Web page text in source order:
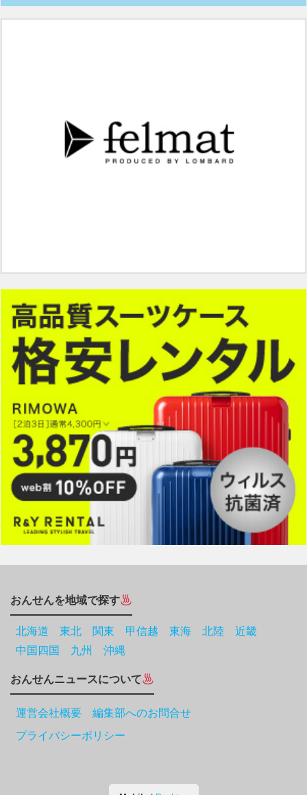
おんせんを地域で探す
北海道 東北 関東 甲信越 東海 北陸
近畿
中国四国
九州 沖縄
おんせんニュースについて
運営会社概要 編集部へのお問合せ
プライバシーポリシー